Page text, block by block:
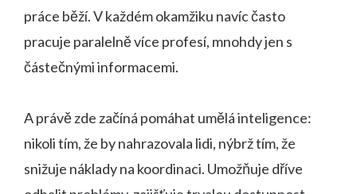
práce běží. V každém okamžiku navíc často
pracuje paralelně více profesí, mnohdy jen s
částečnými informacemi.
A právě zde začíná pomáhat umělá inteligence:
nikoli tím, že by nahrazovala lidi, nýbrž tím, že
snižuje náklady na koordinaci. Umožňuje dříve